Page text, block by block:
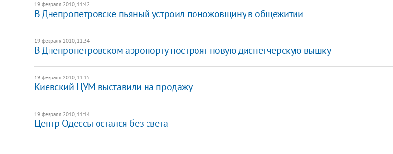
19 февраля 2010, 11:42
В Днепропетровске пьяный устроил поножовщину в общежитии
19 февраля 2010, 11:34
В Днепропетровском аэропорту построят новую диспетчерскую вышку
19 февраля 2010, 11:15
Киевский ЦУМ выставили на продажу
19 февраля 2010, 11:14
Центр Одессы остался без света